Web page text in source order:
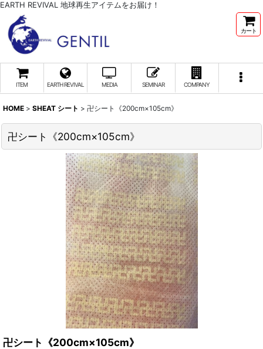
EARTH REVIVAL 地球再生アイテムをお届け！
カート
ITEM EARTH REVIVAL MEDIA SEMINAR COMPANY
HOME > SHEAT シート > 卍シート《200cm×105cm》
卍シート《200cm×105cm》
卍シート《200cm×105cm》